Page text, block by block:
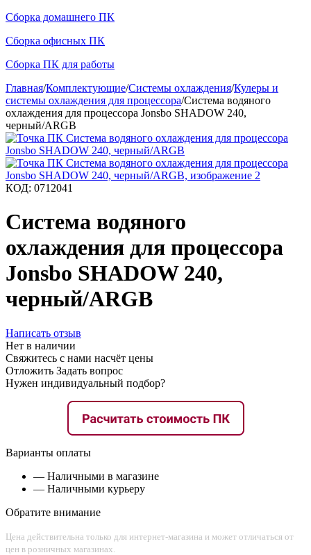
Сборка домашнего ПК
Сборка офисных ПК
Сборка ПК для работы
Главная/Комплектующие/Системы охлаждения/Кулеры и
системы охлаждения для процессора/Система водяного
охлаждения для процессора Jonsbo SHADOW 240,
черный/ARGB
КОД: 0712041
Система водяного
охлаждения для процессора
Jonsbo SHADOW 240,
черный/ARGB
Написать отзыв
Нет в наличии
Свяжитесь с нами насчёт цены
Отложить Задать вопрос
Нужен индивидуальный подбор?
Варианты оплаты
— Наличными в магазине
— Наличными курьеру
Обратите внимание
Цена действительна только для интернет-магазина и может отличаться от
цен в розничных магазинах.